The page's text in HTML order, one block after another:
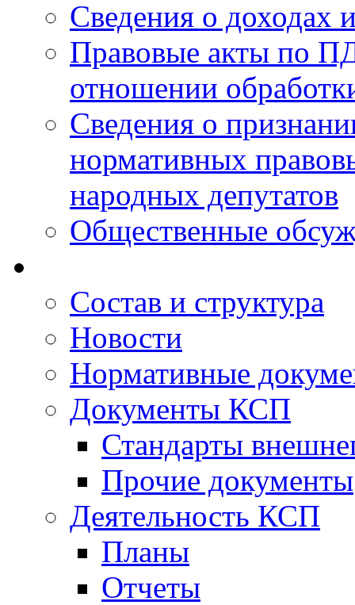
Сведения о доходах
Правовые акты по
отношении
Сведения о
нормативных
народных депутатов
Общественные
Состав и структура
Новости
Нормативные
Документы КСП
Стандарты
Прочие документы
Деятельность КСП
Планы
Отчеты